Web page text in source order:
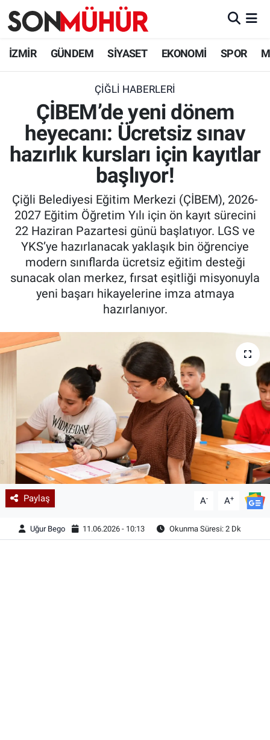
İZMİR GÜNDEM SİYASET EKONOMİ SPOR
ÇIĞLI HABERLERI
ÇİBEM’de yeni dönem
heyecanı: Ücretsiz sınav
hazırlık kursları için kayıtlar
başlıyor!
Çiğli Belediyesi Eğitim Merkezi (ÇİBEM), 2026-
2027 Eğitim Öğretim Yılı için ön kayıt sürecini
22 Haziran Pazartesi günü başlatıyor. LGS ve
YKS’ye hazırlanacak yaklaşık bin öğrenciye
modern sınıflarda ücretsiz eğitim desteği
sunacak olan merkez, fırsat eşitliği misyonuyla
yeni başarı hikayelerine imza atmaya
hazırlanıyor.
Paylaş A- A+
Uğur Bego 11.06.2026 - 10:13 Okunma Süresi: 2 Dk
İzmir Nöbetçi Eczaneler
İzmir Namaz Vakitleri
İzmir Trafik Yoğunluk Haritası
Süper Lig Puan Durumu ve Fikstür
Tüm Manşetler
Son Dakika Haberleri
Haber Arşivi